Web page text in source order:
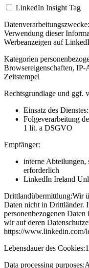
LinkedIn Insight Tag
Datenverarbeitungszwecke:
Verwendung dieser
Werbeanzeigen auf
Kategorien
Browsereigenschaften,
Zeitstempel
Rechtsgrundlage und ggf.
Einsatz des
Folgeverarbeitung
1 lit. a DSGVO
Empfänger:
interne
erforderlich
LinkedIn Ireland
Drittlandübermittlung:Wir
Daten nicht in Drittländer.
personenbezogenen
wir auf deren
https://www.linkedin.com/
Lebensdauer des Cookies:
Data processing purposes: